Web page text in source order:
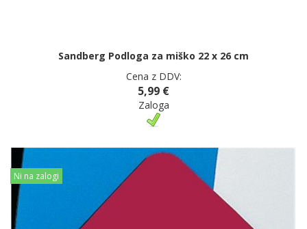
Sandberg Podloga za miško 22 x 26 cm
Cena z DDV:
5,99 €
Zaloga
Ni na zalogi